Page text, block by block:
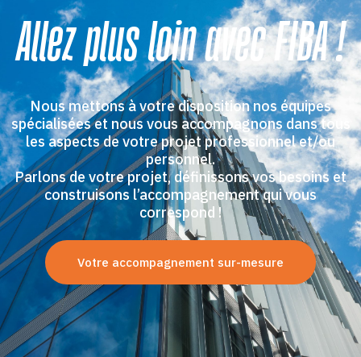
Allez plus loin avec FIBA !
Nous mettons à votre disposition nos équipes
spécialisées et nous vous accompagnons dans tous
les aspects de votre projet professionnel et/ou
personnel.
Parlons de votre projet, définissons vos besoins et
construisons l’accompagnement qui vous
correspond !
Votre accompagnement sur-mesure